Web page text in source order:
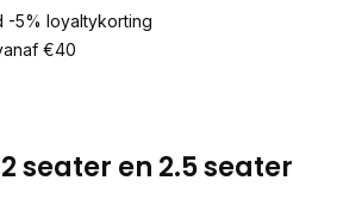
-5% loyaltykorting
€40
seater en 2.5 seater